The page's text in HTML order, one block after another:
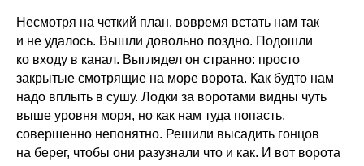
Несмотря на четкий план, вовремя встать нам так
и не удалось. Вышли довольно поздно. Подошли
ко входу в канал. Выглядел он странно: просто
закрытые смотрящие на море ворота. Как будто нам
надо вплыть в сушу. Лодки за воротами видны чуть
выше уровня моря, но как нам туда попасть,
совершенно непонятно. Решили высадить гонцов
на берег, чтобы они разузнали что и как. И вот ворота